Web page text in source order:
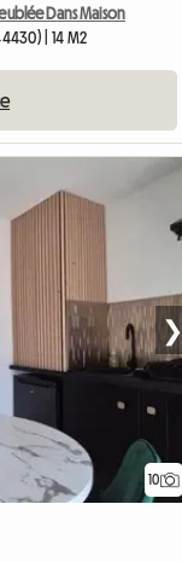
Dans Maison
| 14 M2
10
❯